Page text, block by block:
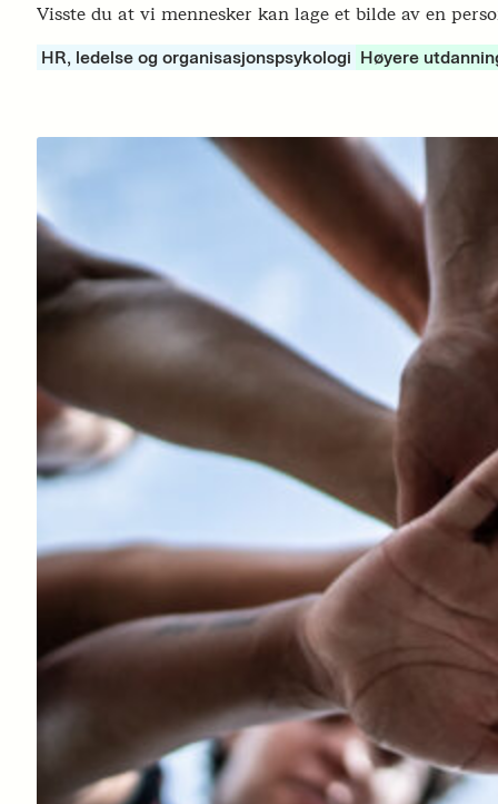
Visste du at vi mennesker kan lage et bilde av en
HR, ledelse og organisasjonspsykologi Høyere